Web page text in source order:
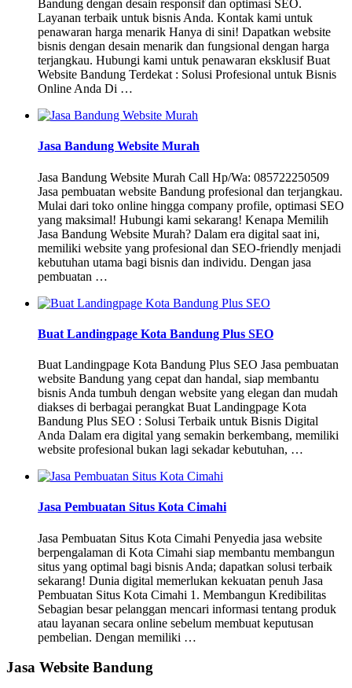
Bandung dengan desain responsif dan optimasi SEO.
Layanan terbaik untuk bisnis Anda. Kontak kami untuk
penawaran harga menarik Hanya di sini! Dapatkan website
bisnis dengan desain menarik dan fungsional dengan harga
terjangkau. Hubungi kami untuk penawaran eksklusif Buat
Website Bandung Terdekat : Solusi Profesional untuk Bisnis
Online Anda Di …
Jasa Bandung Website Murah
Jasa Bandung Website Murah Call Hp/Wa: 085722250509
Jasa pembuatan website Bandung profesional dan terjangkau.
Mulai dari toko online hingga company profile, optimasi SEO
yang maksimal! Hubungi kami sekarang! Kenapa Memilih
Jasa Bandung Website Murah? Dalam era digital saat ini,
memiliki website yang profesional dan SEO-friendly menjadi
kebutuhan utama bagi bisnis dan individu. Dengan jasa
pembuatan …
Buat Landingpage Kota Bandung Plus SEO
Buat Landingpage Kota Bandung Plus SEO Jasa pembuatan
website Bandung yang cepat dan handal, siap membantu
bisnis Anda tumbuh dengan website yang elegan dan mudah
diakses di berbagai perangkat Buat Landingpage Kota
Bandung Plus SEO : Solusi Terbaik untuk Bisnis Digital
Anda Dalam era digital yang semakin berkembang, memiliki
website profesional bukan lagi sekadar kebutuhan, …
Jasa Pembuatan Situs Kota Cimahi
Jasa Pembuatan Situs Kota Cimahi Penyedia jasa website
berpengalaman di Kota Cimahi siap membantu membangun
situs yang optimal bagi bisnis Anda; dapatkan solusi terbaik
sekarang! Dunia digital memerlukan kekuatan penuh Jasa
Pembuatan Situs Kota Cimahi 1. Membangun Kredibilitas
Sebagian besar pelanggan mencari informasi tentang produk
atau layanan secara online sebelum membuat keputusan
pembelian. Dengan memiliki …
Jasa Website Bandung